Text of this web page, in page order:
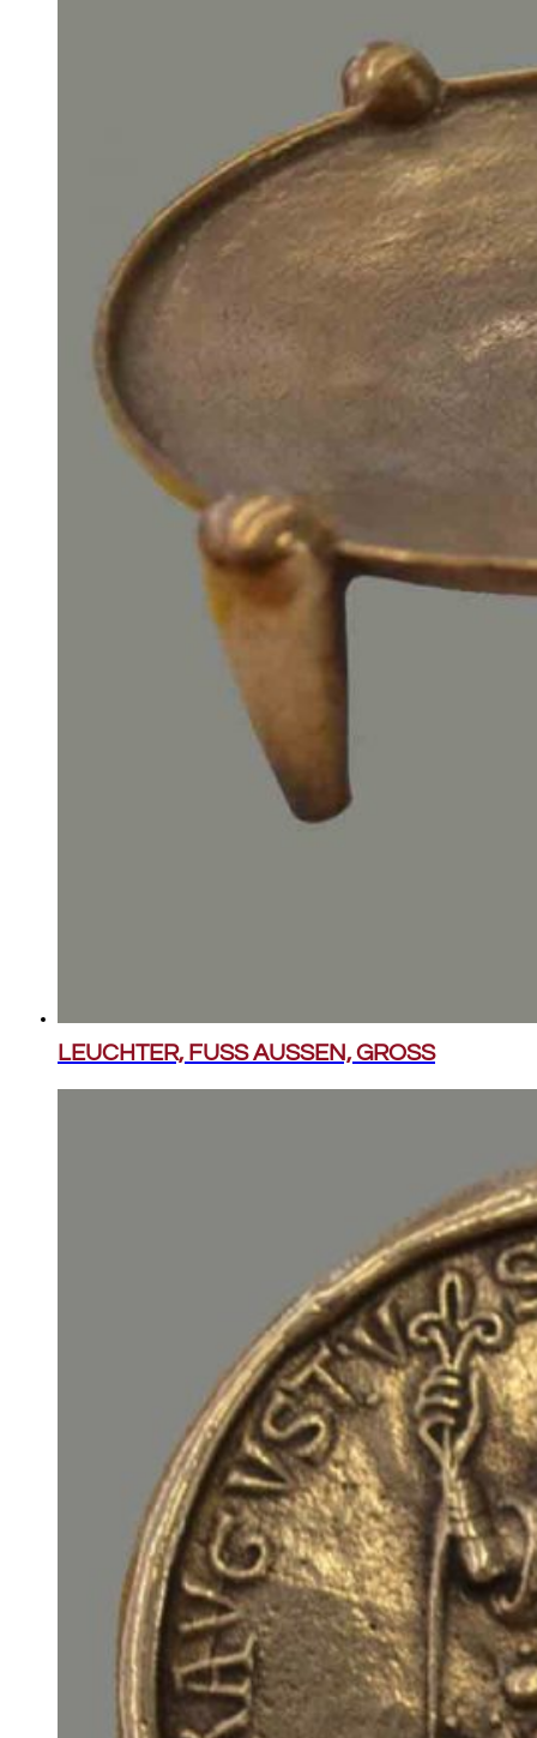
LEUCHTER, FUSS AUSSEN, GROSS